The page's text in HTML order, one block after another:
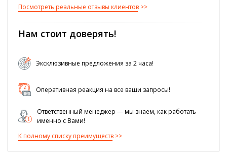
Посмотреть реальные отзывы клиентов
Нам стоит доверять!
Эксклюзивные предложения за 2 часа!
Оперативная реакция на все ваши запросы!
Ответственный менеджер — мы знаем, как работать
именно с Вами!
К полному списку преимуществ